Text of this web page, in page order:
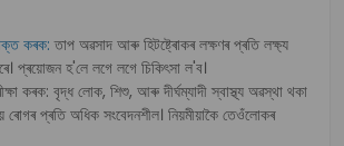
কৰক: তাপ অৱসাদ আৰু হিটষ্ট্ৰোকৰ লক্ষণৰ প্ৰতি লক্ষ্য
প্ৰয়োজন হ'লে লগে লগে চিকিৎসা ল'ব।
কৰক: বৃদ্ধ লোক, শিশু, আৰু দীৰ্ঘম্যাদী স্বাস্থ্য অৱস্থা থকা
প্ৰতি অধিক সংবেদনশীল। নিয়মীয়াকৈ তেওঁলোকৰ